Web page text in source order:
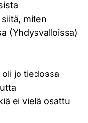
miten
(Yhdysvalloissa)
jo tiedossa
ei vielä osattu